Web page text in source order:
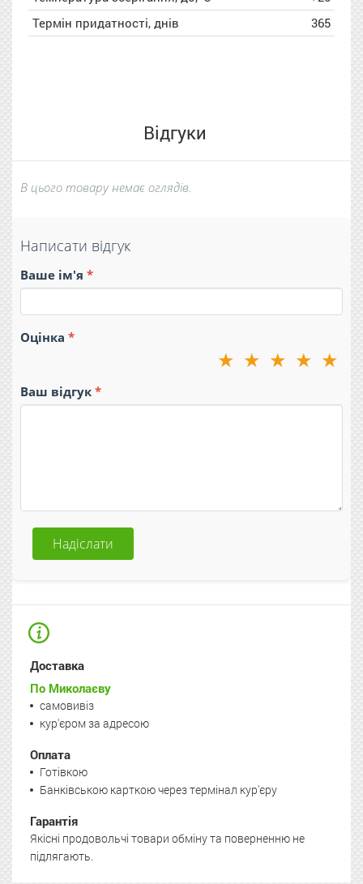
Термін придатності, днів
365
Відгуки
В цього товару немає оглядів.
Написати відгук
Ваше ім'я
Оцінка
★
★
★
★
★
Ваш відгук
Надіслати
Доставка
По Миколаєву
самовивіз
кур'єром за адресою
Оплата
Готівкою
Банківською карткою через термінал кур'єру
Гарантія
Якісні продовольчі товари обміну та поверненню не
підлягають.